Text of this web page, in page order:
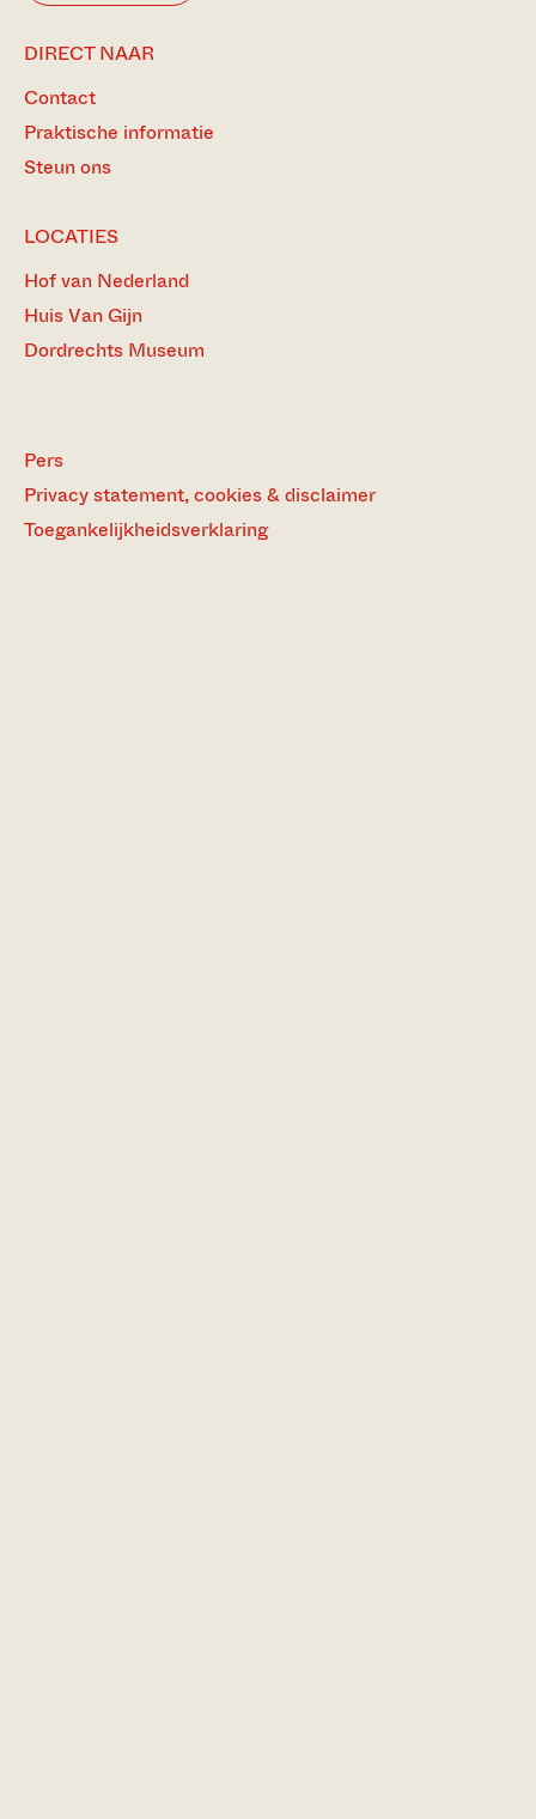
DIRECT NAAR
Contact
Praktische informatie
Steun ons
LOCATIES
Hof van Nederland
Huis Van Gijn
Dordrechts Museum
Pers
Privacy statement, cookies & disclaimer
Toegankelijkheidsverklaring